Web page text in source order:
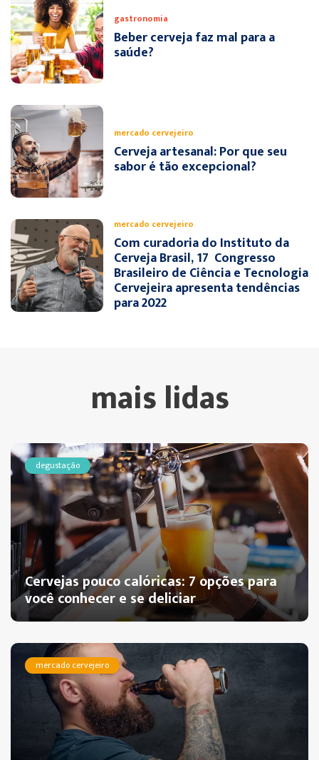
gastronomia
Beber cerveja faz mal para a
saúde?
mercado cervejeiro
Cerveja artesanal: Por que seu
sabor é tão excepcional?
mercado cervejeiro
Com curadoria do Instituto da
Cerveja Brasil, 17º Congresso
Brasileiro de Ciência e Tecnologia
Cervejeira apresenta tendências
para 2022
mais lidas
degustação
Cervejas pouco calóricas: 7 opções para
você conhecer e se deliciar
mercado cervejeiro